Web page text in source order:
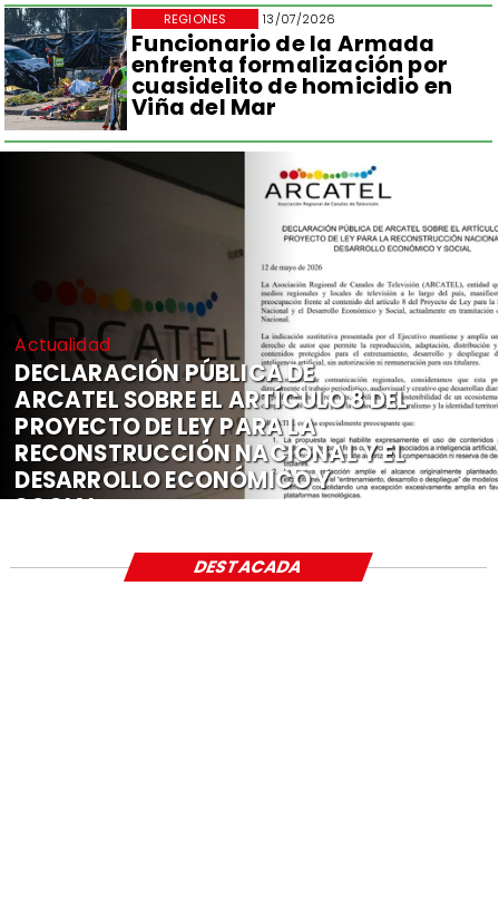
13/07/2026
Funcionario de la Armada
enfrenta formalización por
cuasidelito de homicidio en
Viña del Mar
REGIONES
Actualidad
DECLARACIÓN PÚBLICA DE
ARCATEL SOBRE EL ARTÍCULO 8 DEL
PROYECTO DE LEY PARA LA
RECONSTRUCCIÓN NACIONAL Y EL
DESARROLLO ECONÓMICO Y
SOCIAL
DESTACADA